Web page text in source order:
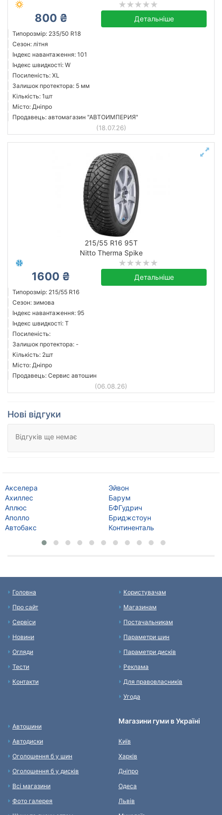
800 ₴ Детальніше
Типорозмір: 235/50 R18
Сезон: літня
Індекс навантаження: 101
Індекс швидкості: W
Посиленість: XL
Залишок протектора: 5 мм
Кількість: 1шт
Місто: Дніпро
Продавець: автомагазин "АВТОИМПЕРИЯ"
(18.07.26)
215/55 R16 95T
Nitto Therma Spike
1600 ₴ Детальніше
Типорозмір: 215/55 R16
Сезон: зимова
Індекс навантаження: 95
Індекс швидкості: T
Посиленість:
Залишок протектора: -
Кількість: 2шт
Місто: Дніпро
Продавець: Сервис автошин
(06.08.26)
Нові відгуки
Відгуків ще немає
Акселера
Ахиллес
Аплюс
Аполло
Автобакс
Эйвон
Барум
БФГудрич
Бриджстоун
Континенталь
Головна
Про сайт
Сервіси
Новини
Огляди
Тести
Контакти
Користувачам
Магазинам
Постачальникам
Параметри шин
Параметри дисків
Реклама
Для правовласників
Угода
Автошини
Автодиски
Оголошення б у шин
Оголошення б у дисків
Всі магазини
Фото галерея
Магазини гуми в Україні
Київ
Харків
Дніпро
Одеса
Львів